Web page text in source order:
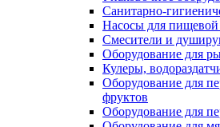
Санитарно-
Насосы для
Смесители и
Оборудование для
Кулеры,
Оборудование для
фруктов
Оборудование для